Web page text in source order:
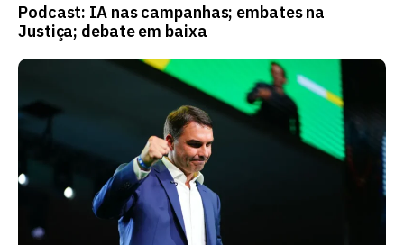
Podcast: IA nas campanhas; embates na
Justiça; debate em baixa